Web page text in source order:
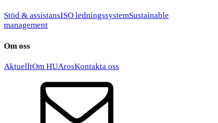
Stöd & assistansISO ledningssystemSustainable
management
Om oss
AktuelltOm HUArosKontakta oss